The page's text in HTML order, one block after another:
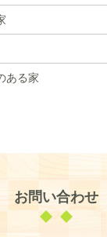
ある家
お問い合わせ